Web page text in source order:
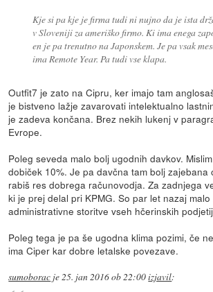
Kje si pa kje je firma tudi ni nujno da je ista
v Sloveniji za ameriško firmo. Ki ima enega
en je pa trenutno na Japonskem. Je pa vsak
ima Remote Year. Pa tudi vse klapa.
Outfit7 je zato na Cipru, ker imajo tam
je bistveno lažje zavarovati intelektualno
je zadeva končana. Brez nekih lukenj v
Evrope.
Poleg seveda malo bolj ugodnih davkov.
dobiček 10%. Je pa davčna tam bolj zajebana
rabiš res dobrega računovodja. Za zadnjega
ki je prej delal pri KPMG. So par let nazaj
administrativne storitve vseh hčerinskih
Poleg tega je pa še ugodna klima pozimi, če
ima Ciper kar dobre letalske povezave.
sumoborac je 25. jan 2016 ob 22:00izjavil: